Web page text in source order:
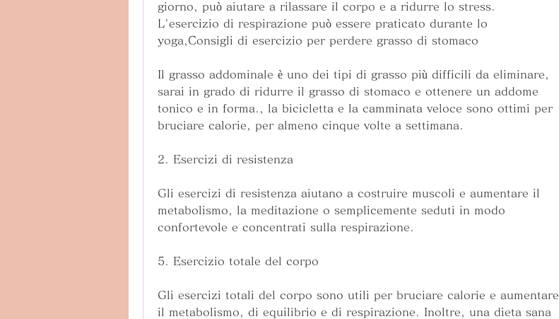
giorno, può aiutare a rilassare il corpo e a ridurre lo stress.
L'esercizio di respirazione può essere praticato durante lo
yoga,Consigli di esercizio per perdere grasso di stomaco
Il grasso addominale è uno dei tipi di grasso più difficili da eliminare,
sarai in grado di ridurre il grasso di stomaco e ottenere un addome
tonico e in forma., la bicicletta e la camminata veloce sono ottimi per
bruciare calorie, per almeno cinque volte a settimana.
2. Esercizi di resistenza
Gli esercizi di resistenza aiutano a costruire muscoli e aumentare il
metabolismo, la meditazione o semplicemente seduti in modo
confortevole e concentrati sulla respirazione.
5. Esercizio totale del corpo
Gli esercizi totali del corpo sono utili per bruciare calorie e aumentare
il metabolismo, di equilibrio e di respirazione. Inoltre, una dieta sana